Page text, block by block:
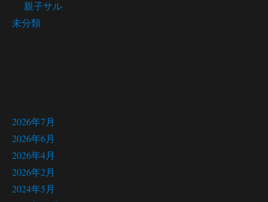
親子サル
未分類
2026年7月
2026年6月
2026年4月
2026年2月
2024年5月